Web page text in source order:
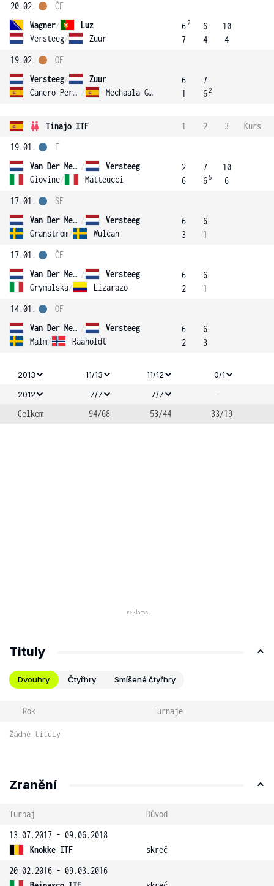
20.02.
Wagner/
Luz
Versteeg/ Zuur
ČF
62
7
6
4
10
4
19.02.
Versteeg/
Zuur
Canero Perez / Mechaala Gordillo
OF
6
1
7
62
Tinajo ITF 1 2 3
Kurs
19.01.
Van Der Meij /
Versteeg
Giovine/ Matteucci
F
2
6
7
6 5
10
6
17.01.
Van Der Meij /
Versteeg
Granstrom/ Wulcan
SF
6
3
6
1
17.01.
Van Der Meij /
Versteeg
Grymalska/ Lizarazo
ČF
6
2
6
1
14.01.
Van Der Meij /
Versteeg
Malm/ Raaholdt
OF
6
2
6
3
2013 11/13 11/12
0/1
2012
7/7 7/7
-
Celkem
94/68 53/44 33/19
Tituly
Dvouhry Čtyřhry Smíšené čtyřhry
Rok Turnaje
Žádné tituly
Zranění
Turnaj
Důvod
13.07.2017 - 09.06.2018
Knokke ITF
skreč
20.02.2016 - 09.03.2016